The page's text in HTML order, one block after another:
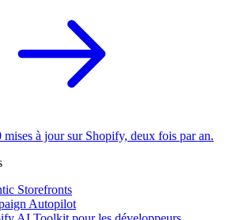
mises à jour sur Shopify, deux fois par an.
Storefronts
Autopilot